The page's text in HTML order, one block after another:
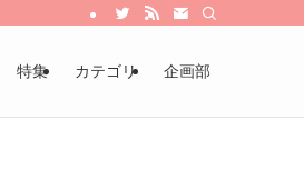
特集 カテゴリ 企画部